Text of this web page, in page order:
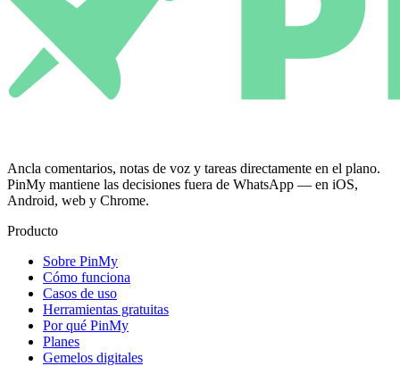
Ancla comentarios, notas de voz y tareas directamente en el plano.
PinMy mantiene las decisiones fuera de WhatsApp — en iOS,
Android, web y Chrome.
Producto
Sobre PinMy
Cómo funciona
Casos de uso
Herramientas gratuitas
Por qué PinMy
Planes
Gemelos digitales